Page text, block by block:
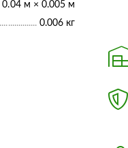
м × 0.005 м
0.006 кг